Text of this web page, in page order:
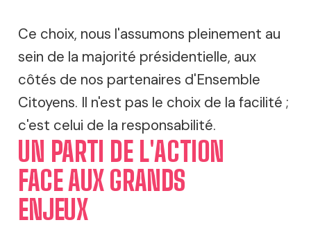
Ce choix, nous l'assumons pleinement au
sein de la majorité présidentielle, aux
côtés de nos partenaires d'Ensemble
Citoyens. Il n'est pas le choix de la facilité ;
c'est celui de la responsabilité.
UN PARTI DE L'ACTION
FACE AUX GRANDS
ENJEUX